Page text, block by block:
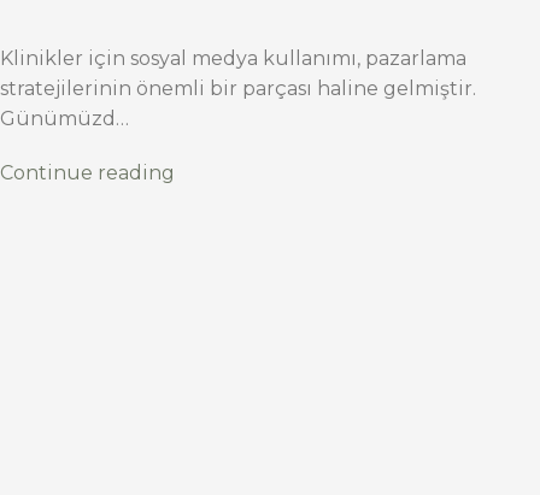
Klinikler için sosyal medya kullanımı, pazarlama
stratejilerinin önemli bir parçası haline gelmiştir.
Günümüzd…
Continue reading